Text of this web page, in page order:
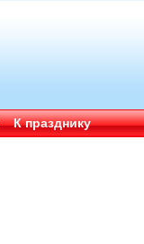
К празднику